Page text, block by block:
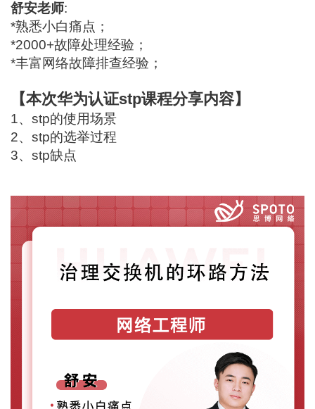
舒安老师:
*熟悉小白痛点；
*2000+故障处理经验；
*丰富网络故障排查经验；
【本次华为认证stp课程分享内容】
1、stp的使用场景
2、stp的选举过程
3、stp缺点